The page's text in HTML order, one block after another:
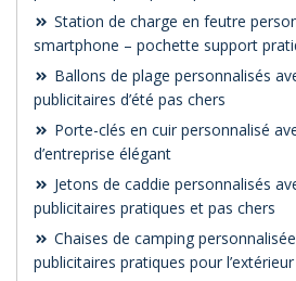
Station de charge en feutre
smartphone – pochette support
Ballons de plage personnalisés
publicitaires d’été pas chers
Porte-clés en cuir personnalisé
d’entreprise élégant
Jetons de caddie personnalisés
publicitaires pratiques et pas chers
Chaises de camping
publicitaires pratiques pour l’extérieur